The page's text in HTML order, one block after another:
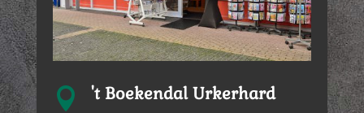
 't Boekendal Urkerhard